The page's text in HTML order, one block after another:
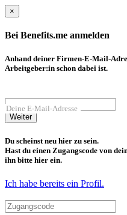
×
Bei Benefits.me anmelden
Anhand deiner Firmen-E-Mail-
Arbeitgeber:in schon dabei ist.
Deine E-Mail-Adresse
Weiter
Du scheinst neu hier zu sein.
Hast du einen Zugangscode von
ihn bitte hier ein.
Ich habe bereits ein Profil.